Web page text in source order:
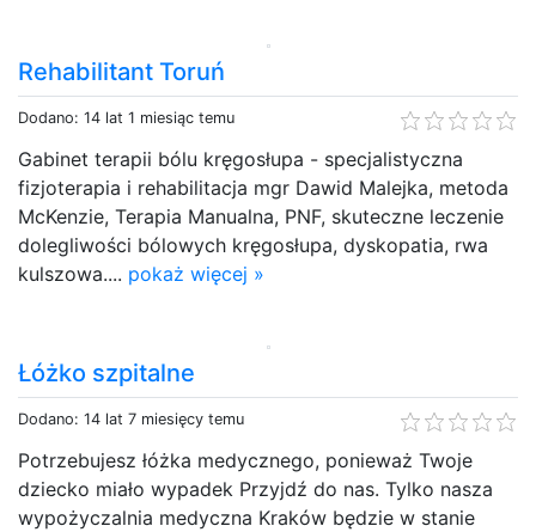
Rehabilitant Toruń
Dodano: 14 lat 1 miesiąc temu
Gabinet terapii bólu kręgosłupa - specjalistyczna
fizjoterapia i rehabilitacja mgr Dawid Malejka, metoda
McKenzie, Terapia Manualna, PNF, skuteczne leczenie
dolegliwości bólowych kręgosłupa, dyskopatia, rwa
kulszowa.... pokaż więcej »
Łóżko szpitalne
Dodano: 14 lat 7 miesięcy temu
Potrzebujesz łóżka medycznego, ponieważ Twoje
dziecko miało wypadek Przyjdź do nas. Tylko nasza
wypożyczalnia medyczna Kraków będzie w stanie